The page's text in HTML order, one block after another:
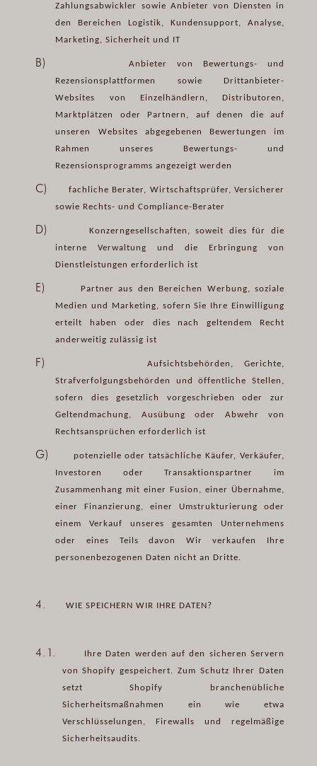
Zahlungsabwickler sowie Anbieter von Diensten in
den Bereichen Logistik, Kundensupport, Analyse,
Marketing, Sicherheit und IT
B)
Anbieter von Bewertungs- und
Rezensionsplattformen sowie Drittanbieter-
Websites von Einzelhändlern, Distributoren,
Marktplätzen oder Partnern, auf denen die auf
unseren Websites abgegebenen Bewertungen im
Rahmen unseres Bewertungs- und
Rezensionsprogramms angezeigt werden
C)
fachliche Berater, Wirtschaftsprüfer, Versicherer
sowie Rechts- und Compliance-Berater
D)
Konzerngesellschaften, soweit dies für die
interne Verwaltung und die Erbringung von
Dienstleistungen erforderlich ist
E)
Partner aus den Bereichen Werbung, soziale
Medien und Marketing, sofern Sie Ihre Einwilligung
erteilt haben oder dies nach geltendem Recht
anderweitig zulässig ist
F)
Aufsichtsbehörden, Gerichte,
Strafverfolgungsbehörden und öffentliche Stellen,
sofern dies gesetzlich vorgeschrieben oder zur
Geltendmachung, Ausübung oder Abwehr von
Rechtsansprüchen erforderlich ist
G)
potenzielle oder tatsächliche Käufer, Verkäufer,
Investoren oder Transaktionspartner im
Zusammenhang mit einer Fusion, einer Übernahme,
einer Finanzierung, einer Umstrukturierung oder
einem Verkauf unseres gesamten Unternehmens
oder eines Teils davon Wir verkaufen Ihre
personenbezogenen Daten nicht an Dritte.
4. WIE SPEICHERN WIR IHRE DATEN?
4.1.
Ihre Daten werden auf den sicheren Servern
von Shopify gespeichert. Zum Schutz Ihrer Daten
setzt Shopify branchenübliche
Sicherheitsmaßnahmen ein wie etwa
Verschlüsselungen, Firewalls und regelmäßige
Sicherheitsaudits.